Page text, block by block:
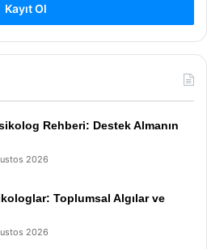
Kayıt Ol
Rehberi: Destek Almanın
2026
Toplumsal Algılar ve
2026